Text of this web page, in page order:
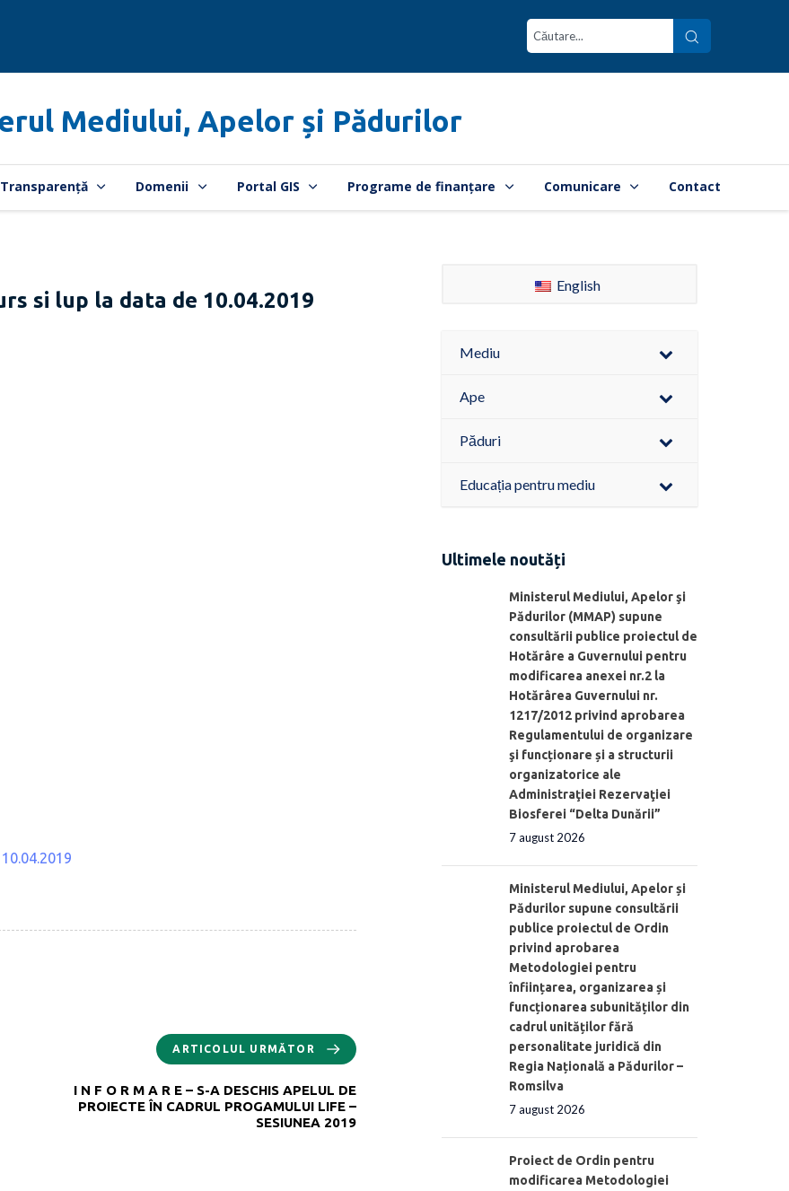
Mediului, Apelor și Pădurilor
Transparență Domenii Portal GIS Programe de finanțare Comunicare Contact
si lup la data de 10.04.2019
ARTICOLUL URMĂTOR
I N F O R M A R E – S-A DESCHIS APELUL DE
PROIECTE ÎN CADRUL PROGAMULUI LIFE –
SESIUNEA 2019
English
Mediu
Ape
Păduri
Educația pentru mediu
Ultimele noutăți
Ministerul Mediului, Apelor şi
Pădurilor (MMAP) supune
consultării publice proiectul de
Hotărâre a Guvernului pentru
modificarea anexei nr.2 la
Hotărârea Guvernului nr.
1217/2012 privind aprobarea
Regulamentului de organizare
şi funcționare și a structurii
organizatorice ale
Administraţiei Rezervaţiei
Biosferei “Delta Dunării”
7 august 2026
Ministerul Mediului, Apelor și
Pădurilor supune consultării
publice proiectul de Ordin
privind aprobarea
Metodologiei pentru
înființarea, organizarea și
funcționarea subunităților din
cadrul unităților fără
personalitate juridică din
Regia Națională a Pădurilor –
Romsilva
7 august 2026
Proiect de Ordin pentru
modificarea Metodologiei